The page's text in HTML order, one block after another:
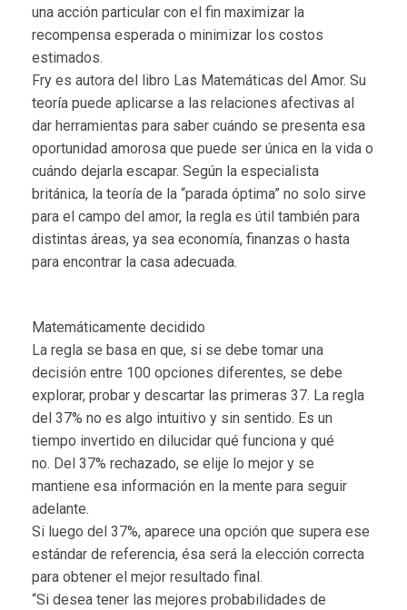
una acción particular con el fin maximizar la
recompensa esperada o minimizar los costos
estimados.
Fry es autora del libro Las Matemáticas del Amor. Su
teoría puede aplicarse a las relaciones afectivas al
dar herramientas para saber cuándo se presenta esa
oportunidad amorosa que puede ser única en la vida o
cuándo dejarla escapar. Según la especialista
británica, la teoría de la “parada óptima” no solo sirve
para el campo del amor, la regla es útil también para
distintas áreas, ya sea economía, finanzas o hasta
para encontrar la casa adecuada.
Matemáticamente decidido
La regla se basa en que, si se debe tomar una
decisión entre 100 opciones diferentes, se debe
explorar, probar y descartar las primeras 37. La regla
del 37% no es algo intuitivo y sin sentido. Es un
tiempo invertido en dilucidar qué funciona y qué
no. Del 37% rechazado, se elije lo mejor y se
mantiene esa información en la mente para seguir
adelante.
Si luego del 37%, aparece una opción que supera ese
estándar de referencia, ésa será la elección correcta
para obtener el mejor resultado final.
“Si desea tener las mejores probabilidades de